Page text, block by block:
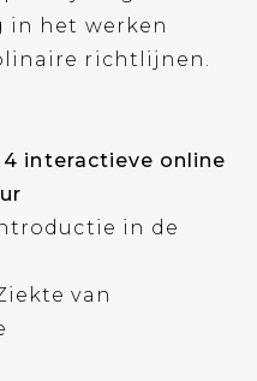
in het werken
richtlijnen.
interactieve online
in de
van